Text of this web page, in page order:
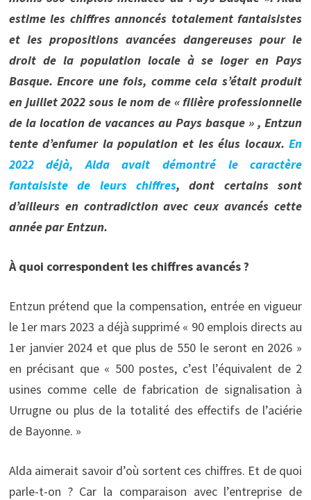
estime les chiffres annoncés totalement fantaisistes
et les propositions avancées dangereuses pour le
droit de la population locale à se loger en Pays
Basque. Encore une fois, comme cela s’était produit
en juillet 2022 sous le nom de « filière professionnelle
de la location de vacances au Pays basque » , Entzun
tente d’enfumer la population et les élus locaux.En
2022 déjà, Alda avait démontré le caractère
fantaisiste de leurs chiffres, dont certains sont
d’ailleurs en contradiction avec ceux avancés cette
année par Entzun.
À quoi correspondent les chiffres avancés ?
Entzun prétend que la compensation, entrée en vigueur
le 1er mars 2023 a déjà supprimé « 90 emplois directs au
1er janvier 2024 et que plus de 550 le seront en 2026 »
en précisant que « 500 postes, c’est l’équivalent de 2
usines comme celle de fabrication de signalisation à
Urrugne ou plus de la totalité des effectifs de l’aciérie
de Bayonne. »
Alda aimerait savoir d’où sortent ces chiffres. Et de quoi
parle-t-on ? Car la comparaison avec l’entreprise de